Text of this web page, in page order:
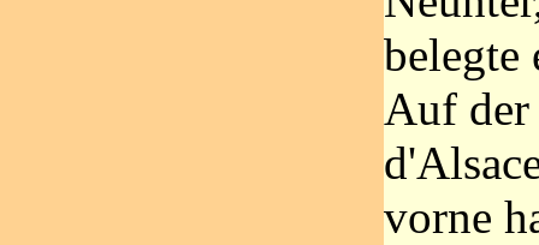
belegte
Auf der
vorne